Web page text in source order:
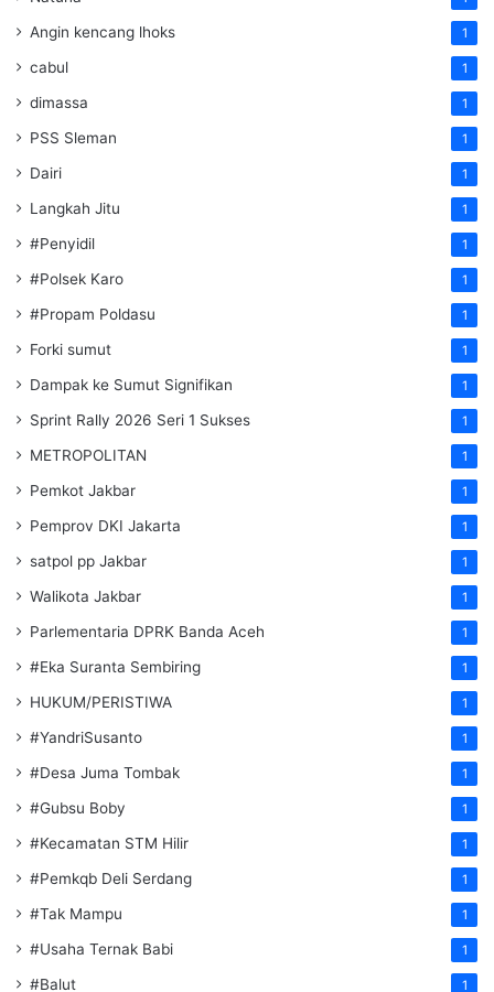
Angin kencang lhoks 1
cabul 1
dimassa 1
PSS Sleman 1
Dairi 1
Langkah Jitu 1
#Penyidil 1
#Polsek Karo 1
#Propam Poldasu 1
Forki sumut 1
Dampak ke Sumut Signifikan 1
Sprint Rally 2026 Seri 1 Sukses 1
METROPOLITAN 1
Pemkot Jakbar 1
Pemprov DKI Jakarta 1
satpol pp Jakbar 1
Walikota Jakbar 1
Parlementaria DPRK Banda Aceh 1
#Eka Suranta Sembiring 1
HUKUM/PERISTIWA 1
#YandriSusanto 1
#Desa Juma Tombak 1
#Gubsu Boby 1
#Kecamatan STM Hilir 1
#Pemkqb Deli Serdang 1
#Tak Mampu 1
#Usaha Ternak Babi 1
#Balut 1